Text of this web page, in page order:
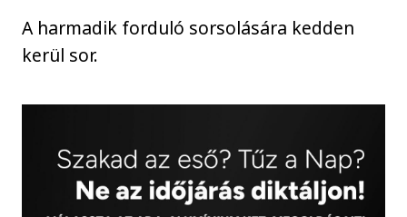
A harmadik forduló sorsolására kedden
kerül sor.